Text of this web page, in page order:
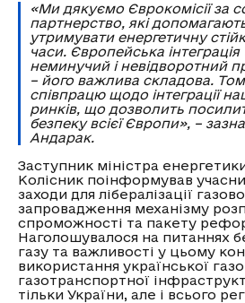
«Ми дякуємо Єврокомісії за
партнерство, які
утримувати енергетичну
часи. Європейська інтеграція
неминучий і невідворотний
– його важлива складова.
співпрацю щодо інтеграції
ринків, що дозволить
безпеку всієї Європи», –
Андарак.
Заступник міністра
Колісник поінформував
заходи для лібералізації
запровадження механізму
спроможності та пакету
Наголошувалося на питаннях
газу та важливості у цьому
використання української
газотранспортної
тільки України, але і всього